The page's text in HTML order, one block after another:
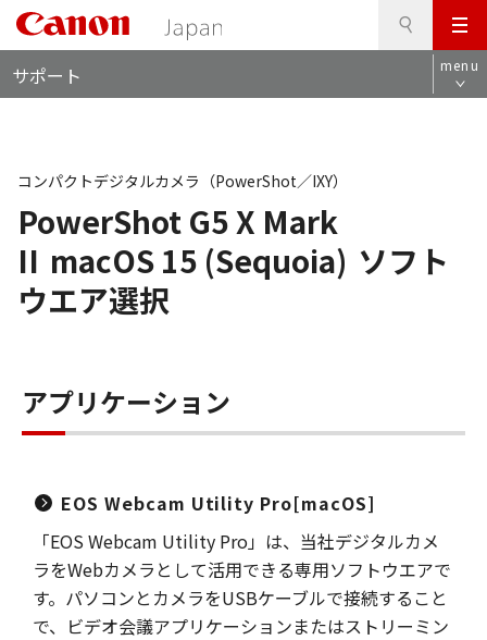
メ
ニ
ュ
サポート menu
PowerShot G5 X Mark
II macOS 15 (Sequoia) ソフト
ウエア選択
コンパクトデジタルカメラ（PowerShot／IXY）
アプリケーション
EOS Webcam Utility Pro[macOS]
「EOS Webcam Utility Pro」は、当社デジタルカメ
ラをWebカメラとして活用できる専用ソフトウエアで
す。パソコンとカメラをUSBケーブルで接続すること
で、ビデオ会議アプリケーションまたはストリーミン